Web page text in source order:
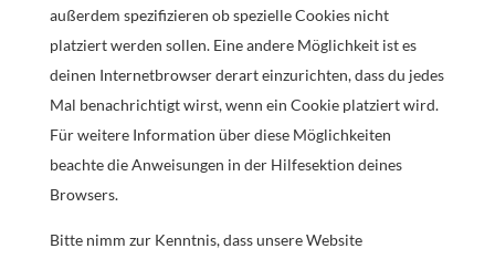
außerdem spezifizieren ob spezielle Cookies nicht
platziert werden sollen. Eine andere Möglichkeit ist es
deinen Internetbrowser derart einzurichten, dass du jedes
Mal benachrichtigt wirst, wenn ein Cookie platziert wird.
Für weitere Information über diese Möglichkeiten
beachte die Anweisungen in der Hilfesektion deines
Browsers.
Bitte nimm zur Kenntnis, dass unsere Website